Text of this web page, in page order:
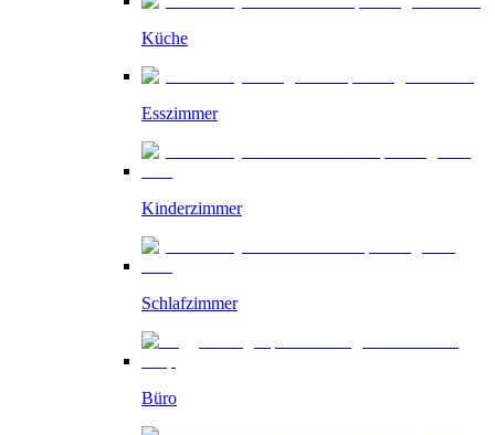
Küche
Esszimmer
Kinderzimmer
Schlafzimmer
Büro